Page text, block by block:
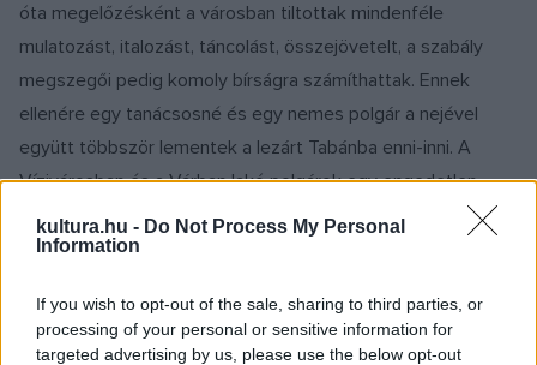
kultura.hu - Do Not Process My Personal
Information
If you wish to opt-out of the sale, sharing to third parties, or
processing of your personal or sensitive information for
targeted advertising by us, please use the below opt-out
óta megelőzésként a városban tiltottak mindenféle
mulatozást, italozást, táncolást, összejövetelt, a szabály
megszegői pedig komoly bírságra számíthattak. Ennek
ellenére egy tanácsosné és egy nemes polgár a nejével
együtt többször lementek a lezárt Tabánba enni-inni. A
Vízivárosban és a Várban lakó polgárok egy engedetlen
csoportja 1710 szeptemberére ugyancsak megunta a
tilalmakat, rendszeresen kiszökött az országúti
maguknak: ettek, ittak, szervezkedtek a polgármester ellen.
A dolog olyan méreteket öltött, hogy tájékoztatni kellett a